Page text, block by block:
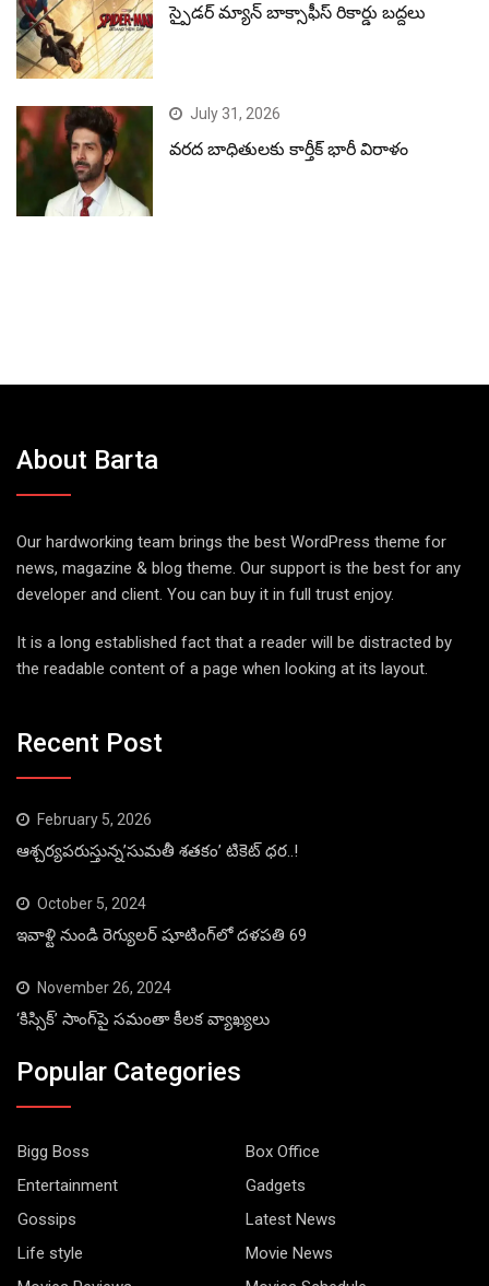
స్పైడర్ మ్యాన్ బాక్సాఫీస్ రికార్డు బద్దలు
July 31, 2026
వరద బాధితులకు కార్తీక్ భారీ విరాళం
About Barta
Our hardworking team brings the best WordPress theme for
news, magazine & blog theme. Our support is the best for any
developer and client. You can buy it in full trust enjoy.
It is a long established fact that a reader will be distracted by
the readable content of a page when looking at its layout.
Recent Post
February 5, 2026
ఆశ్చర్యపరుస్తున్న’సుమతీ శతకం’ టికెట్ ధర..!
October 5, 2024
ఇవాళ్టి నుండి రెగ్యులర్ షూటింగ్‌లో దళపతి 69
November 26, 2024
‘కిస్సిక్’ సాంగ్‌పై సమంతా కీలక వ్యాఖ్యలు
Popular Categories
Bigg Boss
Box Office
Entertainment
Gadgets
Gossips
Latest News
Life style
Movie News